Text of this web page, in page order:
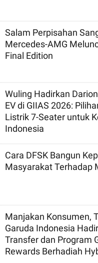
Salam Perpisahan
Mercedes-AMG
Final Edition
Wuling Hadirkan
EV di GIIAS 2026:
Listrik 7-Seater untuk
Indonesia
Cara DFSK Bangun
Masyarakat Terhadap
Manjakan Konsumen,
Garuda Indonesia
Transfer dan Program
Rewards Berhadiah